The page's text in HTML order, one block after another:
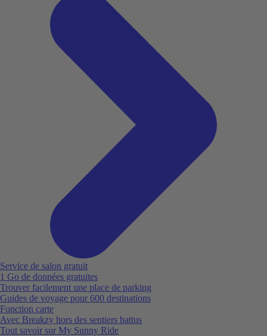
Service de salon gratuit
1 Go de données gratuites
Trouver facilement une place de parking
Guides de voyage pour 600 destinations
Fonction carte
Avec Breakzy hors des sentiers battus
Tout savoir sur My Sunny Ride